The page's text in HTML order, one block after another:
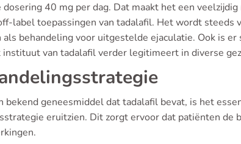
dosering 40 mg per dag. Dat maakt het een
label toepassingen van tadalafil. Het wordt steeds
behandeling voor uitgestelde ejaculatie. Ook is er
van tadalafil verder legitimeert in diverse
bekend geneesmiddel dat tadalafil bevat, is het
eruitzien. Dit zorgt ervoor dat patiënten de